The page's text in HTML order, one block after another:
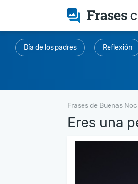
Día de los padres Reflexión
Frases de Buenas
Eres una